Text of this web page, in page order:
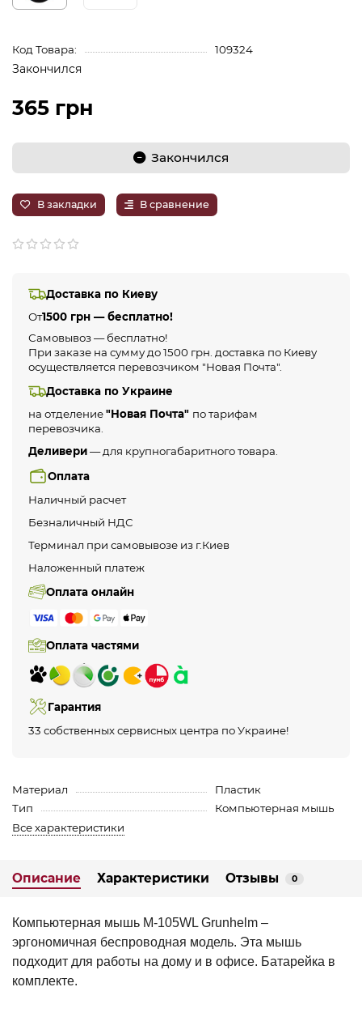
Код Товара: 109324
Закончился
365 грн
Закончился
В закладки В сравнение
Доставка по Киеву
От1500 грн — бесплатно!
Самовывоз — бесплатно!
При заказе на сумму до 1500 грн. доставка по Киеву
осуществляется перевозчиком "Новая Почта".
Доставка по Украине
на отделение"Новая Почта" по тарифам
перевозчика.
Деливери— для крупногабаритного товара.
Оплата
Наличный расчет
Безналичный НДС
Терминал при самовывозе из г.Киев
Наложенный платеж
Оплата онлайн
Оплата частями
Гарантия
33 собственных сервисных центра по Украине!
Материал
Пластик
Тип
Компьютерная мышь
Все характеристики
Описание Характеристики Отзывы 0
Компьютерная мышь M-105WL Grunhelm –
эргономичная беспроводная модель. Эта мышь
подходит для работы на дому и в офисе. Батарейка в
комплекте.